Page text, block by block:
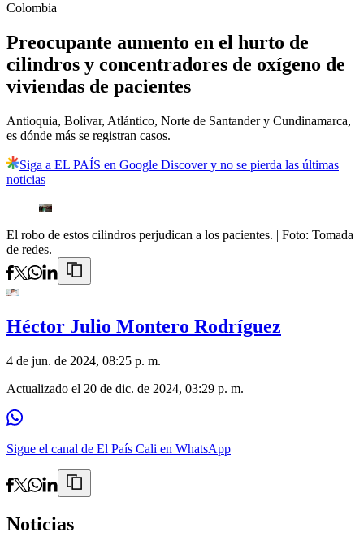
Colombia
Preocupante aumento en el hurto de
cilindros y concentradores de oxígeno de
viviendas de pacientes
Antioquia, Bolívar, Atlántico, Norte de Santander y Cundinamarca,
es dónde más se registran casos.
Siga a EL PAÍS en Google Discover y no se pierda las últimas
noticias
El robo de estos cilindros perjudican a los pacientes. | Foto: Tomada
de redes.
Héctor Julio Montero Rodríguez
4 de jun. de 2024, 08:25 p. m.
Actualizado el 20 de dic. de 2024, 03:29 p. m.
Sigue el canal de El País Cali en WhatsApp
Noticias